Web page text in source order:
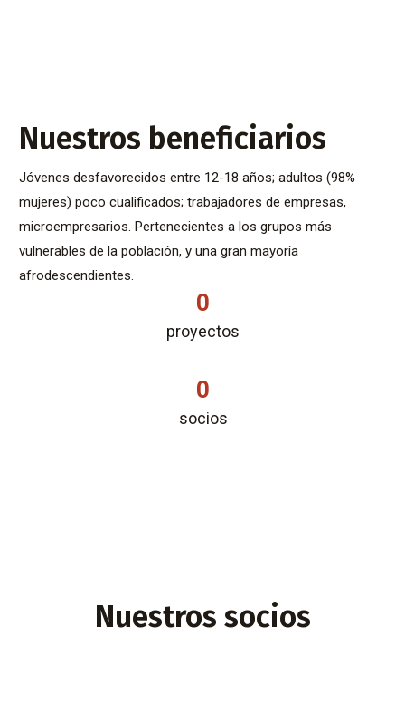
Nuestros beneficiarios
Jóvenes desfavorecidos entre 12-18 años; adultos (98%
mujeres) poco cualificados; trabajadores de empresas,
microempresarios. Pertenecientes a los grupos más
vulnerables de la población, y una gran mayoría
afrodescendientes.
0
proyectos
0
socios
Nuestros socios